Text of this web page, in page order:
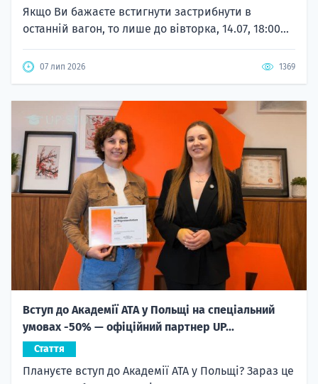
Якщо Ви бажаєте встигнути застрибнути в
останній вагон, то лише до вівторка, 14.07, 18:00...
07 лип 2026 1369
Вступ до Академії ATA у Польщі на спеціальний
умовах -50% — офіційний партнер UP...
Стаття
Плануєте вступ до Академії ATA у Польщі? Зараз це